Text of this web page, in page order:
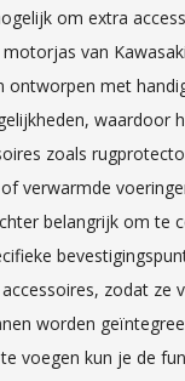
om extra
van
ontworpen met
waardoor
zoals
verwarmde
belangrijk om te
zodat ze
worden
voegen kun je de